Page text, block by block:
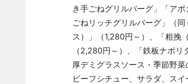
き手ごねグリルバーグ」「ア
ごねリッチグリルバーグ」（
ス）」（1,280円～）、「粗挽
（2,280円～）、「鉄板ナポ
厚デミグラスソース・季節野
ビーフシチュー、サラダ、スイ